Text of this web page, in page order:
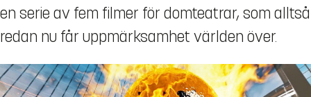
en serie av fem filmer för domteatrar, som alltså
redan nu får uppmärksamhet världen över.